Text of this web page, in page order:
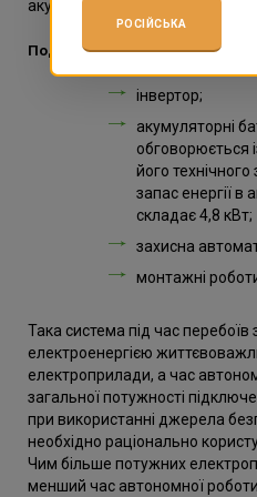
акумуляторних батарей.
Подібний проєкт включає в
інвертор;
акумуляторні
обговорюється
його
запас енергії в
складає 4,8 кВт;
захисна
монтажні
Така система під час перебоїв
електроенергією
електроприлади, а час
загальної потужності
при використанні джерела
необхідно раціонально
Чим більше потужних
менший час автономної роботи.
РОСІЙСЬКА